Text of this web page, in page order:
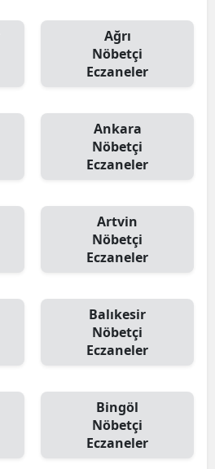
Ağrı
Nöbetçi
Eczaneler
Ankara
Nöbetçi
Eczaneler
Artvin
Nöbetçi
Eczaneler
Balıkesir
Nöbetçi
Eczaneler
Bingöl
Nöbetçi
Eczaneler